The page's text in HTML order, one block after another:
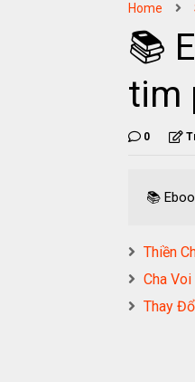
Home
📚
tim
0
📚
Thiền
Cha
Thay